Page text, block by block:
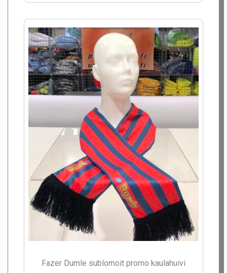
Fazer Dumle sublomoit promo kaulahuivi